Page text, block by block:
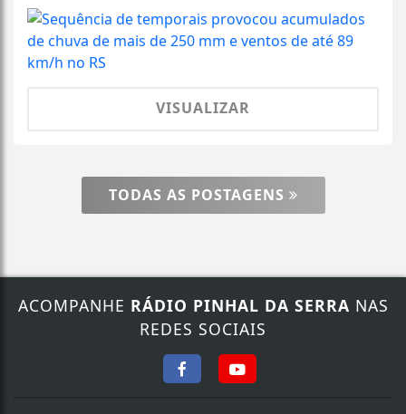
VISUALIZAR
TODAS AS POSTAGENS
ACOMPANHE RÁDIO PINHAL DA SERRA NAS
REDES SOCIAIS